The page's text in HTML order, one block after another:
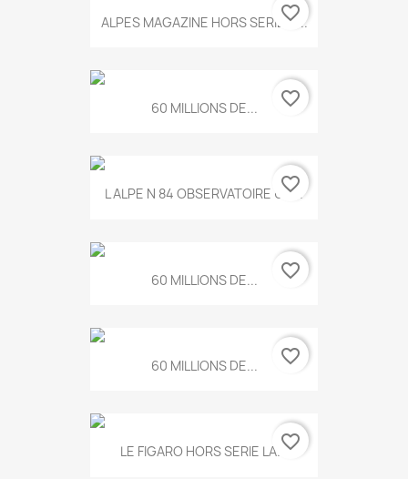
ALPES MAGAZINE HORS SERIE N...
favorite_border
60 MILLIONS DE... favorite_border
L ALPE N 84 OBSERVATOIRE UN...
favorite_border
60 MILLIONS DE... favorite_border
60 MILLIONS DE... favorite_border
LE FIGARO HORS SERIE LA...favorite_border